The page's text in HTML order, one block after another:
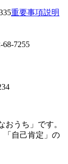
重要事項説明
68-7255
うち」です。
「自己肯定」の